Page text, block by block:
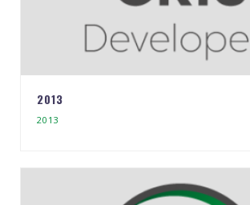
2013
2013